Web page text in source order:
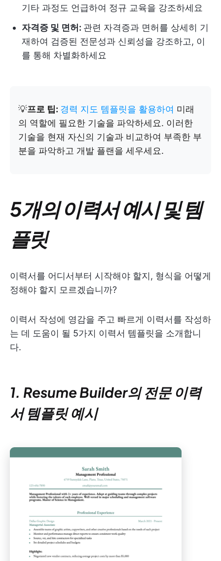
기타 과정도 언급하여 정규 교육을 강조하세요
자격증 및 면허: 관련 자격증과 면허를 상세히 기
재하여 검증된 전문성과 신뢰성을 강조하고, 이
를 통해 차별화하세요
💡프로 팁: 경력 지도 템플릿을 활용하여 미래
의 역할에 필요한 기술을 파악하세요. 이러한
기술을 현재 자신의 기술과 비교하여 부족한 부
분을 파악하고 개발 플랜을 세우세요.
5개의 이력서 예시 및 템
플릿
이력서를 어디서부터 시작해야 할지, 형식을 어떻게
정해야 할지 모르겠습니까?
이력서 작성에 영감을 주고 빠르게 이력서를 작성하
는 데 도움이 될 5가지 이력서 템플릿을 소개합니
다.
1. Resume Builder의 전문 이력
서 템플릿 예시